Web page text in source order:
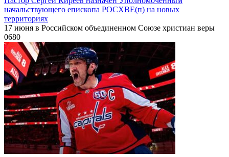
начальствующего епископа РОСХВЕ(п) на новых
территориях
17 июня в Российском объединенном Союзе христиан веры
0680